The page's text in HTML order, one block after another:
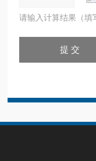
请输入计算结果（填